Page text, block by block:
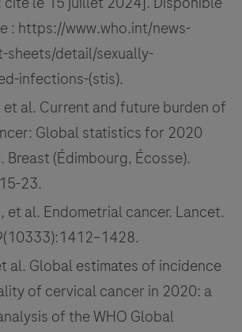
: https://www.who.int/news-
sheets/detail/sexually-
infections-(stis).
al. Current and future burden of
Global statistics for 2020
Breast (Édimbourg, Écosse).
23.
et al. Endometrial cancer. Lancet.
al. Global estimates of incidence
of cervical cancer in 2020: a
of the WHO Global